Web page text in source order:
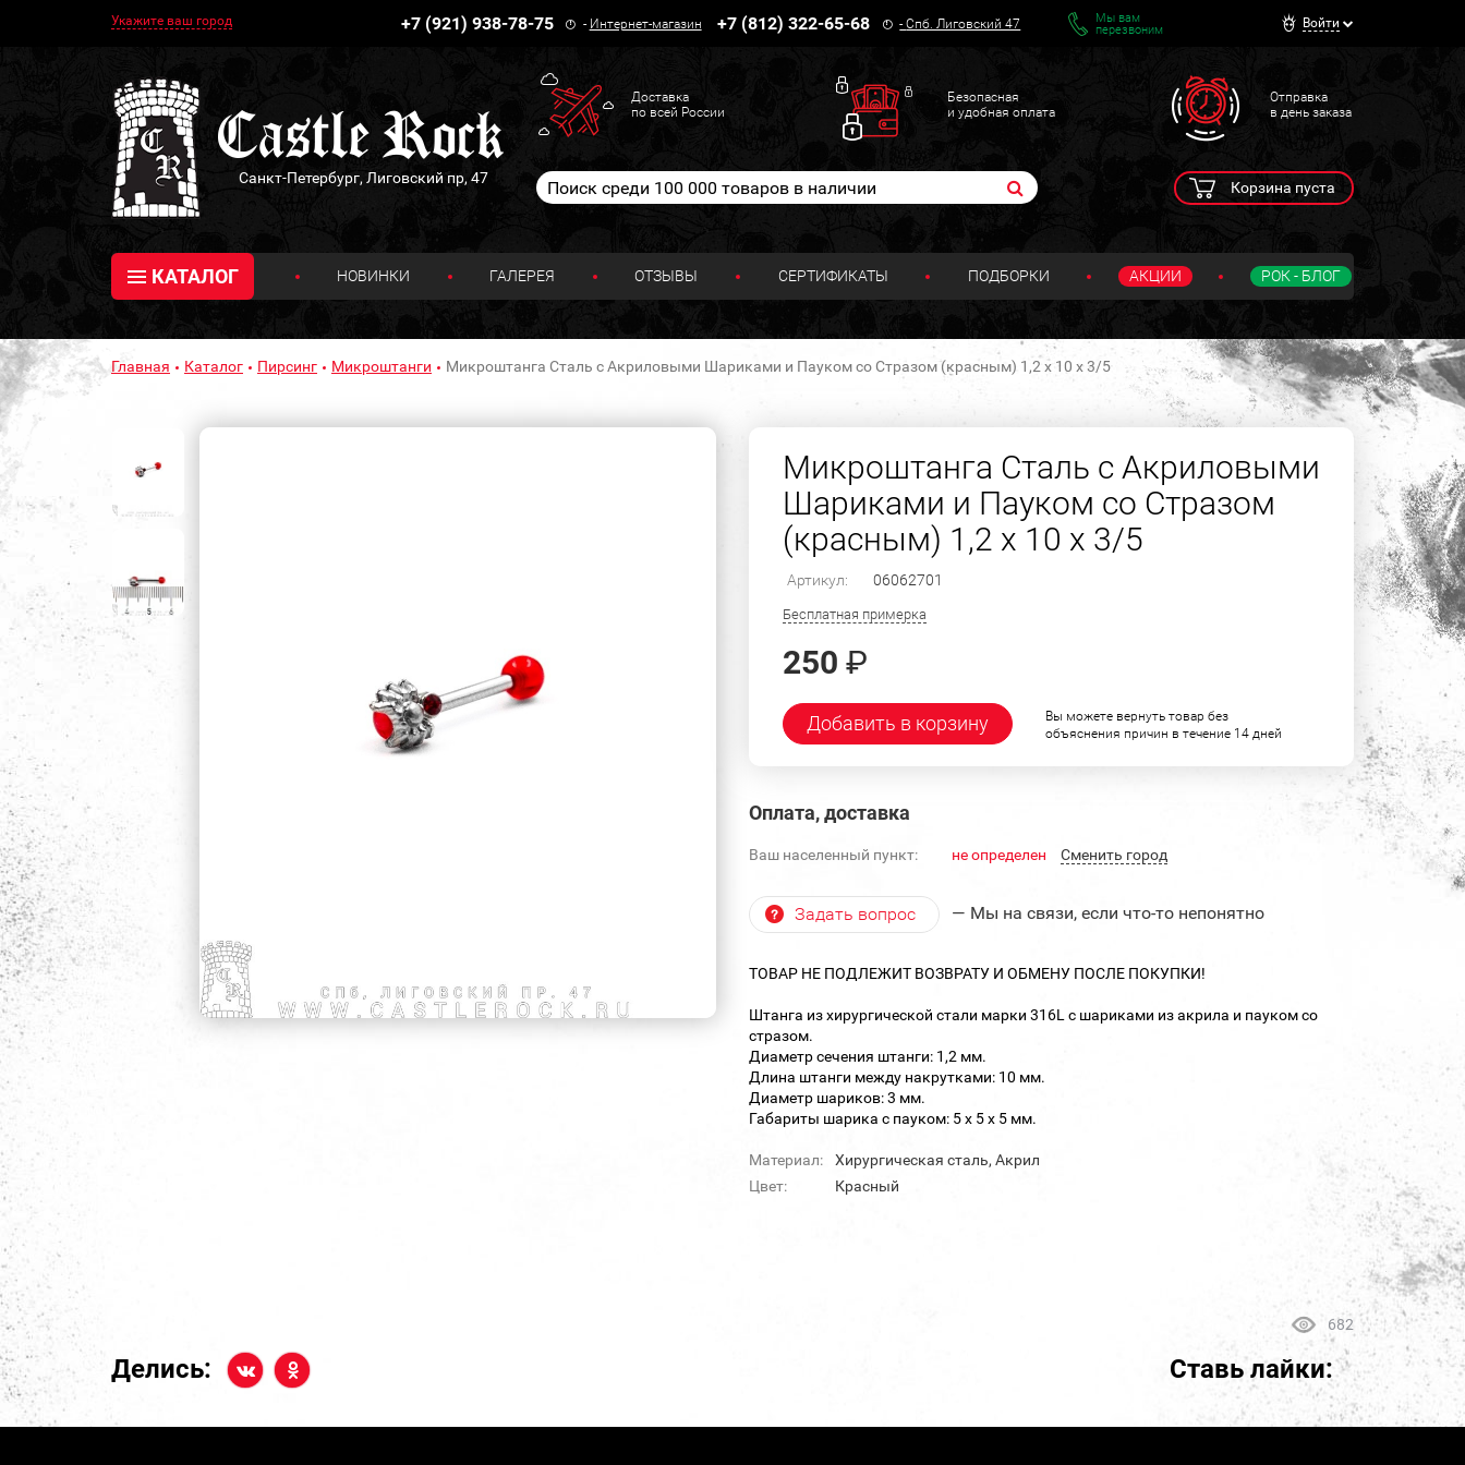
Укажите ваш город +7 (921) 938-78-75 - Интернет-магазин +7 (812) 322-65-68 -Спб. Лиговский 47
Мы вам
перезвоним
Войти
Санкт-Петербург, Лиговский пр, 47
Доставка
по всей России
Безопасная
и удобная оплата
Отправка
в день заказа
Корзина пуста
КАТАЛОГ НОВИНКИ ГАЛЕРЕЯ ОТЗЫВЫ СЕРТИФИКАТЫ ПОДБОРКИ АКЦИИ РОК - БЛОГ
Главная Каталог Пирсинг Микроштанги Микроштанга Сталь с Акриловыми Шариками и Пауком со Стразом (красным) 1,2 х 10 х 3/5
Микроштанга Сталь с Акриловыми
Шариками и Пауком со Стразом
(красным) 1,2 х 10 х 3/5
Артикул: 06062701
Бесплатная примерка
250 ₽
Добавить в корзину
Вы можете вернуть товар без
объяснения причин в течение 14 дней
Оплата, доставка
Ваш населенный пункт: не определен Cменить город
Задать вопрос — Мы на связи, если что-то непонятно
ТОВАР НЕ ПОДЛЕЖИТ ВОЗВРАТУ И ОБМЕНУ ПОСЛЕ ПОКУПКИ!
Штанга из хирургической стали марки 316L с шариками из акрила и пауком со
стразом.
Диаметр сечения штанги: 1,2 мм.
Длина штанги между накрутками: 10 мм.
Диаметр шариков: 3 мм.
Габариты шарика с пауком: 5 х 5 х 5 мм.
Материал:
Хирургическая сталь, Акрил
Цвет:
Красный
682
Делись: Ставь лайки: